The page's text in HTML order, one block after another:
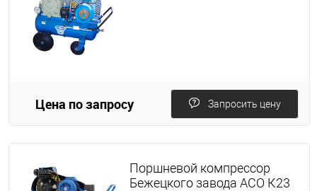
Цена по запросу Запросить цену
Поршневой компрессор
Бежецкого завода АСО К23